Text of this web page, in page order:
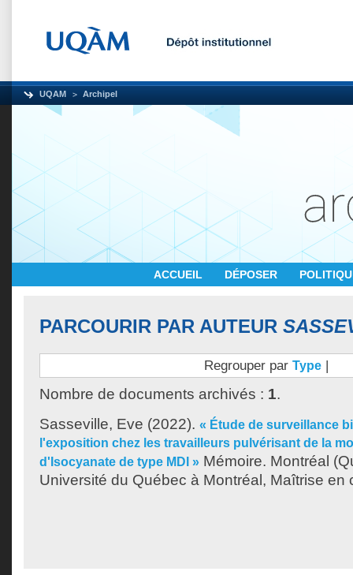
UQAM Archipel
ACCUEIL DÉPOSER
PARCOURIR PAR AUTEUR
Regrouper par Type |
Nombre de documents archivés : 1.
Sasseville, Eve (2022). « Étude de surveillance
l'exposition chez les travailleurs pulvérisant de la
d'Isocyanate de type MDI » Mémoire. Montréal
Université du Québec à Montréal, Maîtrise en